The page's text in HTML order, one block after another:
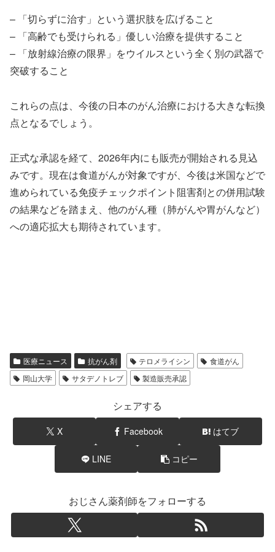
– 「切らずに治す」という選択肢を広げること
– 「高齢でも受けられる」優しい治療を提供すること
– 「放射線治療の限界」をウイルスという全く別の武器で
突破すること
これらの点は、今後の日本のがん治療における大きな転換
点となるでしょう。
正式な承認を経て、2026年内にも販売が開始される見込
みです。現在は食道がんが対象ですが、今後は米国などで
進められている免疫チェックポイント阻害剤との併用試験
の結果などを踏まえ、他のがん種（肺がんや胃がんなど）
への適応拡大も期待されています。
医療ニュース 抗がん剤 テロメライシン
食道がん
岡山大学
サタデノトレブ 製造販売承認
シェアする
X Facebook はてブ
LINE コピー
おじさん薬剤師をフォローする